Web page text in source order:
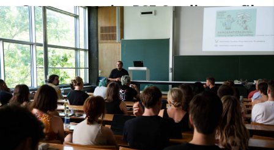
Gastvortrag im PSE-Studienprofil
DiPDi: Inklusive Bildung im
internationalen Vergleich
5. Aug.. 2026
MEHR LESEN